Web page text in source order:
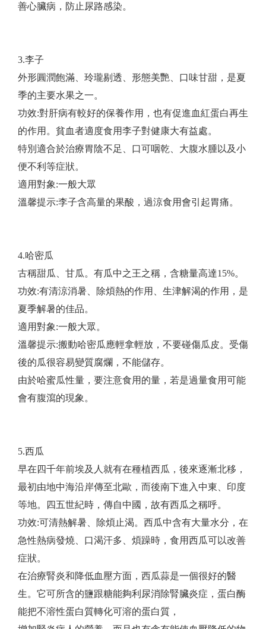
善心臟病，防止尿路感染。
3.李子
外形圓潤飽滿、玲瓏剔透、形態美艷、口味甘甜，是夏
季的主要水果之一。
功效:對肝病有較好的保養作用，也有促進血紅蛋白再生
的作用。貧血者適度食用李子對健康大有益處。
特別適合於治療胃陰不足、口可咽乾、大腹水腫以及小
便不利等症狀。
適用對象:一般大眾
​溫馨提示:李子含高量的果酸，過涼食用會引起胃痛。
4.哈密瓜
古稱甜瓜、甘瓜。有瓜中之王之稱，含糖量高達15%。
功效:有清涼消暑、除煩熱的作用、生津解渴的作用，是
夏季解暑的佳品。
適用對象:一般大眾。
​溫馨提示:搬動哈密瓜應輕拿輕放，不要碰傷瓜皮。受傷
後的瓜很容易變質腐爛，不能儲存。
由於哈蜜瓜性量，要注意食用的量，若是過量食用可能
會有腹瀉的現象。
5.西瓜
早在四千年前埃及人就有在種植西瓜，後來逐漸北移，
最初由地中海沿岸傳至北歐，而後南下進入中東、印度
等地。四五世紀時，傳自中國，故有西瓜之稱呼。
功效:可清熱解暑、除煩止渴。西瓜中含有大量水分，在
急性熱病發燒、口渴汗多、煩躁時，食用西瓜可以改善
症狀。
在治療腎炎和降低血壓方面，西瓜蒜是一個很好的醫
生。它可所含的鹽跟糖能夠利尿消除腎臟炎症，蛋白酶
能把不溶性蛋白質轉化可溶的蛋白質，